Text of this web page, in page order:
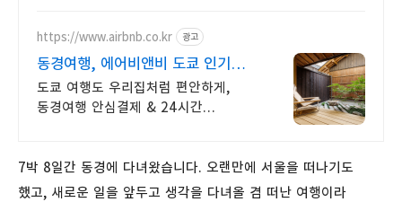
유리 가공 전문
https://www.airbnb.co.kr 광고
동경여행, 에어비앤비 도쿄 인기숙소
둘러보기
도쿄 여행도 우리집처럼 편안하게,
동경여행 안심결제 & 24시간
7박 8일간 동경에 다녀왔습니다. 오랜만에 서울을 떠나기도
했고, 새로운 일을 앞두고 생각을 다녀올 겸 떠난 여행이라